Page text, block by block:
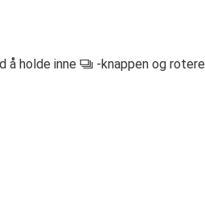
å holde inne S -knappen og rotere